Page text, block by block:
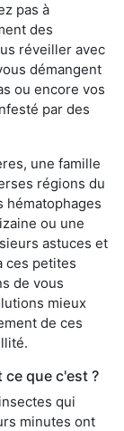
pas à
des
réveiller avec
démangent
ou encore vos
par des
une famille
régions du
hématophages
ou une
astuces et
ces petites
de vous
mieux
de ces
ce que c'est ?
qui
minutes ont